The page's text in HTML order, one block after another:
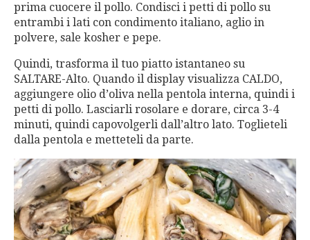
prima cuocere il pollo. Condisci i petti di pollo su
entrambi i lati con condimento italiano, aglio in
polvere, sale kosher e pepe.
Quindi, trasforma il tuo piatto istantaneo su
SALTARE-Alto. Quando il display visualizza CALDO,
aggiungere olio d’oliva nella pentola interna, quindi i
petti di pollo. Lasciarli rosolare e dorare, circa 3-4
minuti, quindi capovolgerli dall’altro lato. Toglieteli
dalla pentola e metteteli da parte.